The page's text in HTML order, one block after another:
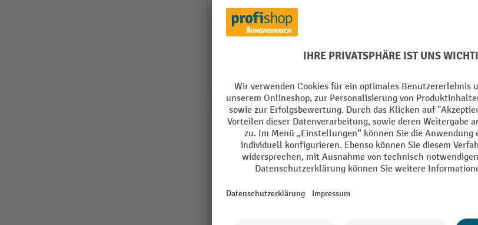
Stalgast Pizzablech, Ø 40